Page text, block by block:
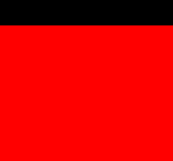
Bupati